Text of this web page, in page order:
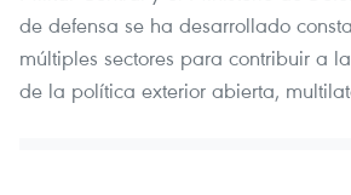
de defensa se ha desarrollado
múltiples sectores para contribuir a
de la política exterior abierta,